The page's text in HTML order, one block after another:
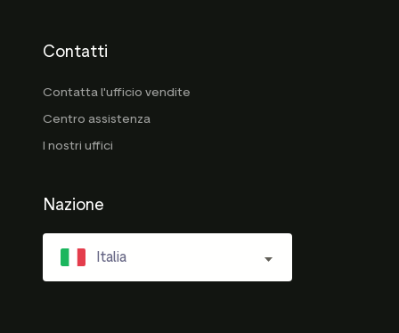
Contatti
Contatta l'ufficio vendite
Centro assistenza
I nostri uffici
Nazione
Italia